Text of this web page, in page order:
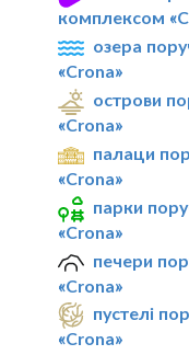
комплексом
озера
«Crona»
острови
«Crona»
палаци
«Crona»
парки
«Crona»
печери
«Crona»
пустелі
«Crona»